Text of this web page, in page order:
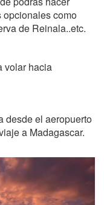
opcionales como
de Reinala..etc.
volar hacia
desde el aeropuerto
a Madagascar.